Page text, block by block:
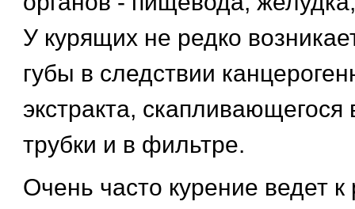
У курящих не редко
губы в следствии
экстракта,
трубки и в фильтре.
Очень часто курение ведет к